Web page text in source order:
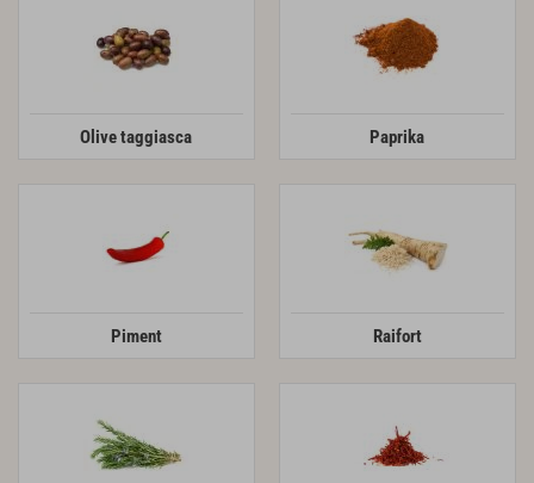
Olive taggiasca Paprika
Piment Raifort